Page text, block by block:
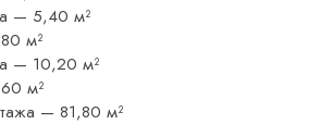
— 5,40 м²
м²
— 10,20 м²
м²
— 81,80 м²